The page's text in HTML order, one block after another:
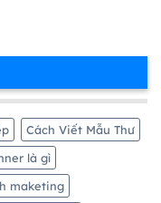
Cách Viết Mẫu Thư
là gì
maketing